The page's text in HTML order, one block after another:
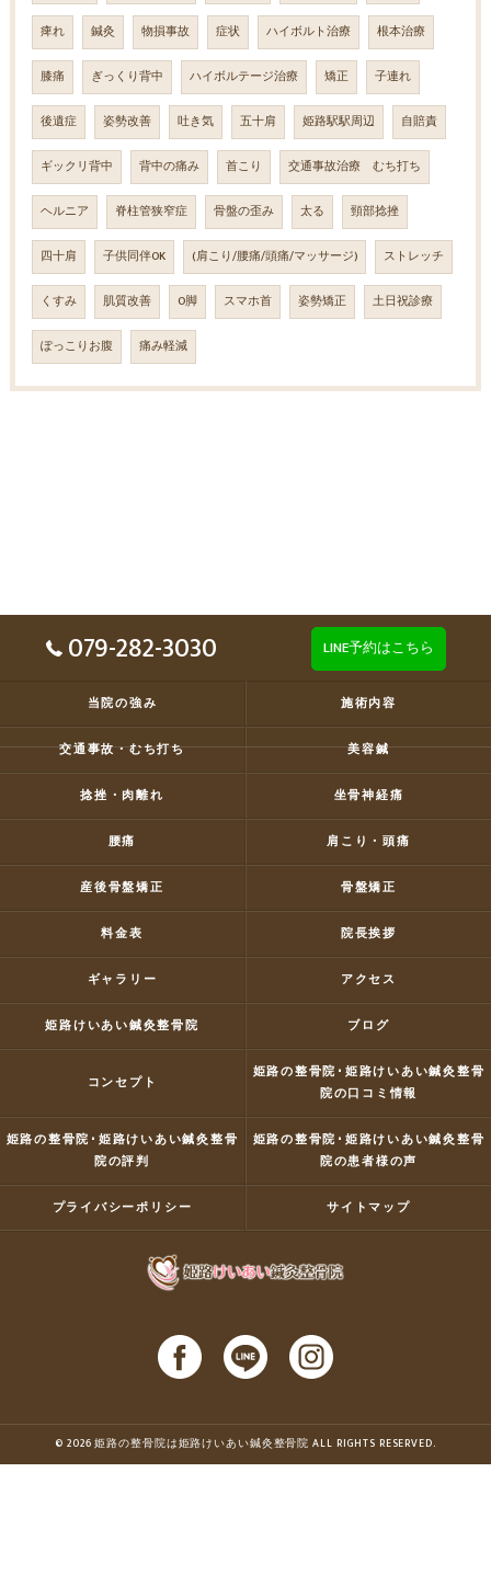
痺れ 鍼灸 物損事故 症状 ハイボルト治療 根本治療
膝痛 ぎっくり背中 ハイボルテージ治療 矯正 子連れ
後遺症 姿勢改善 吐き気 五十肩 姫路駅駅周辺 自賠責
ギックリ背中 背中の痛み 首こり 交通事故治療 むち打ち
ヘルニア 脊柱管狭窄症 骨盤の歪み 太る 頸部捻挫
四十肩 子供同伴OK (肩こり/腰痛/頭痛/マッサージ) ストレッチ
くすみ 肌質改善 O脚 スマホ首 姿勢矯正 土日祝診療
ぽっこりお腹 痛み軽減
079-282-3030 LINE予約はこちら
当院の強み 施術内容
交通事故・むち打ち 美容鍼
捻挫・肉離れ 坐骨神経痛
腰痛 肩こり・頭痛
産後骨盤矯正 骨盤矯正
料金表 院長挨拶
ギャラリー アクセス
姫路けいあい鍼灸整骨院 ブログ
コンセプト
姫路の整骨院･姫路けいあい鍼灸整骨
院の口コミ情報
姫路の整骨院･姫路けいあい鍼灸整骨
院の評判
姫路の整骨院･姫路けいあい鍼灸整骨
院の患者様の声
プライバシーポリシー サイトマップ
© 2026 姫路の整骨院は姫路けいあい鍼灸整骨院 ALL RIGHTS RESERVED.